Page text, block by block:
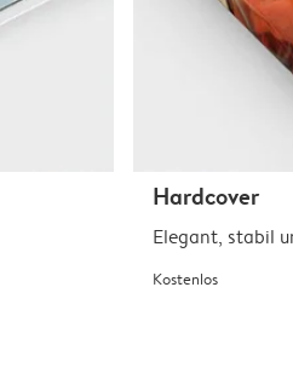
Hardcover
Elegant, stabil
Kostenlos